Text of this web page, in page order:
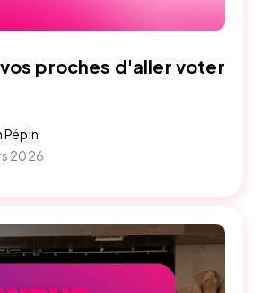
proches d'aller voter
Pépin
2026